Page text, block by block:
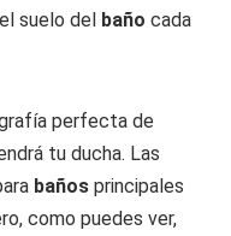
suelo del baño cada
perfecta de
tu ducha. Las
baños principales
como puedes ver,